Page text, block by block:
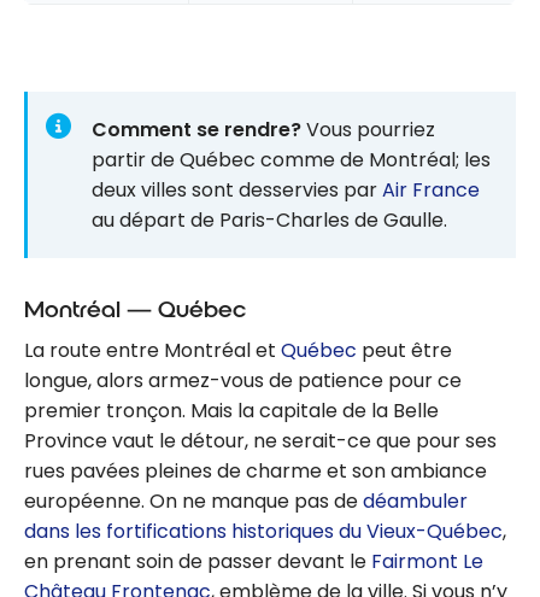
Comment se rendre?Vous pourriez
partir de Québec comme de Montréal; les
deux villes sont desservies parAir France
au départ de Paris-Charles de Gaulle.
Montréal — Québec
La route entre Montréal et Québec peut être
longue, alors armez-vous de patience pour ce
premier tronçon. Mais la capitale de la Belle
Province vaut le détour, ne serait-ce que pour ses
rues pavées pleines de charme et son ambiance
européenne. On ne manque pas dedéambuler
dans les fortifications historiques du Vieux-Québec,
en prenant soin de passer devant le Fairmont Le
Château Frontenac, emblème de la ville. Si vous n’y